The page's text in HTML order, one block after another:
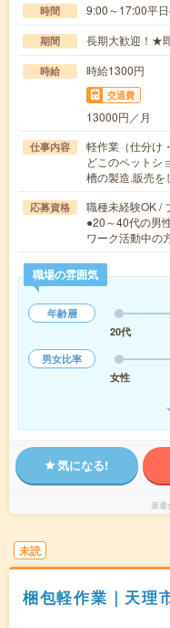
時間 9:00～17:00平
期間 長期大歓迎！★
時給 時給1300円
交通費
13000円／月
仕事内容
軽作業（仕分け
どこのペットシ
槽の製造.販売
応募資格
職種未経験OK /
●20～40代の男
ワーク活動中の
職場の雰囲気
年齢層
20代
男女比率
女性
気になる!
派遣
未読
梱包軽作業｜天理